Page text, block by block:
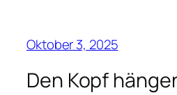
Oktober 3, 2025
Den Kopf